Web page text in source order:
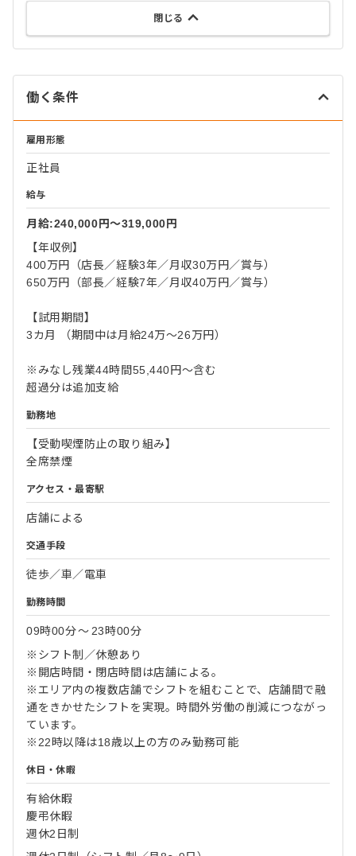
閉じる
働く条件
雇用形態
正社員
給与
月給:240,000円〜319,000円
【年収例】
400万円（店長／経験3年／月収30万円／賞与）
650万円（部長／経験7年／月収40万円／賞与）
【試用期間】
3カ月 （期間中は月給24万～26万円）
※みなし残業44時間55,440円～含む
超過分は追加支給
勤務地
【受動喫煙防止の取り組み】
全席禁煙
アクセス・最寄駅
店舗による
交通手段
徒歩／車／電車
勤務時間
09時00分〜 23時00分
※シフト制／休憩あり
※開店時間・閉店時間は店舗による。
※エリア内の複数店舗でシフトを組むことで、店舗間で融
通をきかせたシフトを実現。時間外労働の削減につながっ
ています。
※22時以降は18歳以上の方のみ勤務可能
休日・休暇
有給休暇
慶弔休暇
週休2日制